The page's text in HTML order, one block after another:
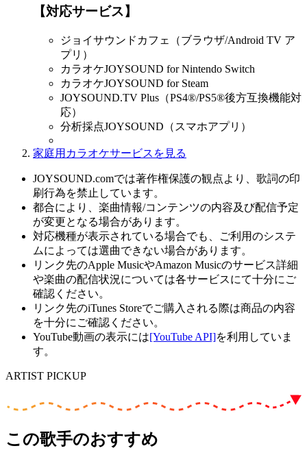
【対応サービス】
ジョイサウンドカフェ（ブラウザ/Android TV ア
プリ）
カラオケJOYSOUND for Nintendo Switch
カラオケJOYSOUND for Steam
JOYSOUND.TV Plus（PS4®/PS5®後方互換機能対
応）
分析採点JOYSOUND（スマホアプリ）
家庭用カラオケサービスを見る
JOYSOUND.comでは著作権保護の観点より、歌詞の印
刷行為を禁止しています。
都合により、楽曲情報/コンテンツの内容及び配信予定
が変更となる場合があります。
対応機種が表示されている場合でも、ご利用のシステ
ムによっては選曲できない場合があります。
リンク先のApple MusicやAmazon Musicのサービス詳細
や楽曲の配信状況については各サービスにて十分にご
確認ください。
リンク先のiTunes Storeでご購入される際は商品の内容
を十分にご確認ください。
YouTube動画の表示には[YouTube API]を利用していま
す。
ARTIST PICKUP
この歌手のおすすめ